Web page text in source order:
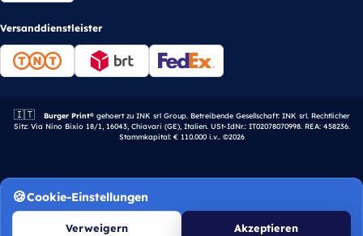
Versanddienstleister
🇮🇹 Italienisches Unternehmen.
Burger Print®gehoert zu INK srl Group. Betreibende Gesellschaft: INK srl. Rechtlicher
Sitz: Via Nino Bixio 18/1, 16043, Chiavari (GE), Italien. USt-IdNr.: IT02078070998. REA: 458236.
Stammkapital: € 110.000 i.v.. ©2026
Cookie-Einstellungen
Verweigern Akzeptieren